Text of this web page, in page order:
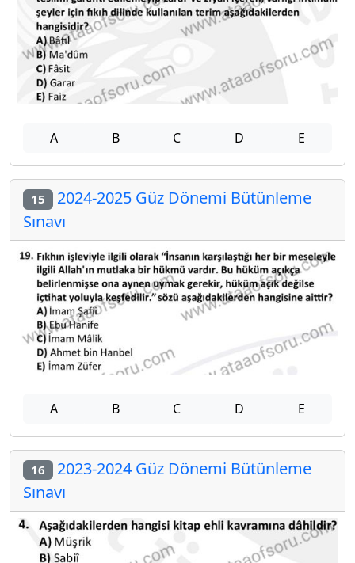
A B C D E
15 2024-2025 Güz Dönemi Bütünleme
Sınavı
A B C D E
16 2023-2024 Güz Dönemi Bütünleme
Sınavı